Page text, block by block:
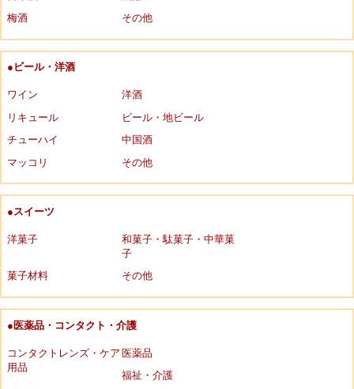
梅酒
その他
●ビール・洋酒
ワイン
洋酒
リキュール
ビール・地ビール
チューハイ
中国酒
マッコリ
その他
●スイーツ
洋菓子
和菓子・駄菓子・中華菓
子
菓子材料
その他
●医薬品・コンタクト・介護
コンタクトレンズ・ケア
用品
医薬品
福祉・介護